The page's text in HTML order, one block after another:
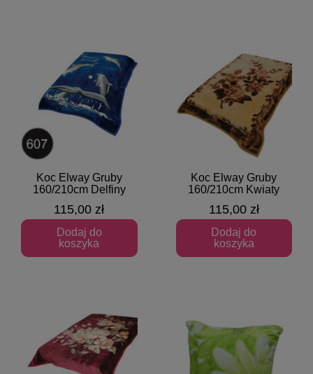
Szybki podgląd
Koc Elway Gruby
160/210cm Delfiny
115,00 zł
Dodaj do
koszyka
Szybki podgląd
Koc Elway Gruby
160/210cm Kwiaty
115,00 zł
Dodaj do
koszyka